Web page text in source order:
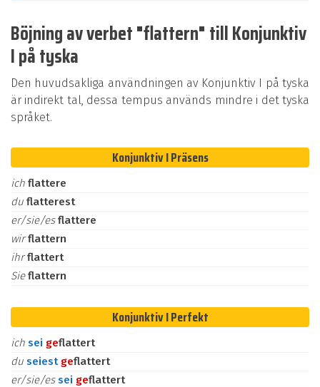
Böjning av verbet "flattern" till Konjunktiv
I på tyska
Den huvudsakliga användningen av Konjunktiv I på tyska
är indirekt tal, dessa tempus används mindre i det tyska
språket.
Konjunktiv I Präsens
ich flattere
du flatterest
er/sie/esflattere
wirflattern
ihrflattert
Sieflattern
Konjunktiv I Perfekt
ich sei geflattert
du seiest geflattert
er/sie/essei geflattert